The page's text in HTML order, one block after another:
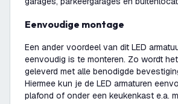
Eenvoudige montage
Een ander voordeel van dit LED
eenvoudig is te monteren. Zo wordt
geleverd met alle benodigde
Hiermee kun je de LED armaturen
plafond of onder een keukenkast e.a.